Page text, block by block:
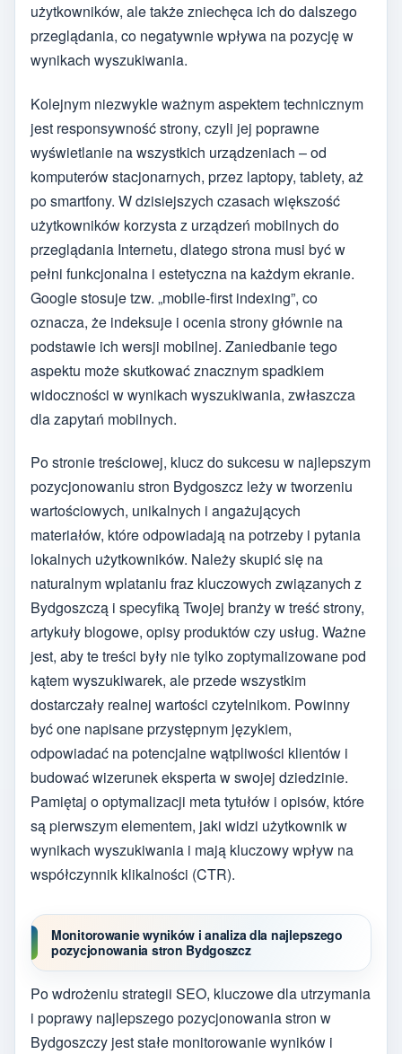
użytkowników, ale także zniechęca ich do dalszego
przeglądania, co negatywnie wpływa na pozycję w
wynikach wyszukiwania.
Kolejnym niezwykle ważnym aspektem technicznym
jest responsywność strony, czyli jej poprawne
wyświetlanie na wszystkich urządzeniach – od
komputerów stacjonarnych, przez laptopy, tablety, aż
po smartfony. W dzisiejszych czasach większość
użytkowników korzysta z urządzeń mobilnych do
przeglądania Internetu, dlatego strona musi być w
pełni funkcjonalna i estetyczna na każdym ekranie.
Google stosuje tzw. „mobile-first indexing”, co
oznacza, że indeksuje i ocenia strony głównie na
podstawie ich wersji mobilnej. Zaniedbanie tego
aspektu może skutkować znacznym spadkiem
widoczności w wynikach wyszukiwania, zwłaszcza
dla zapytań mobilnych.
Po stronie treściowej, klucz do sukcesu w najlepszym
pozycjonowaniu stron Bydgoszcz leży w tworzeniu
wartościowych, unikalnych i angażujących
materiałów, które odpowiadają na potrzeby i pytania
lokalnych użytkowników. Należy skupić się na
naturalnym wplataniu fraz kluczowych związanych z
Bydgoszczą i specyfiką Twojej branży w treść strony,
artykuły blogowe, opisy produktów czy usług. Ważne
jest, aby te treści były nie tylko zoptymalizowane pod
kątem wyszukiwarek, ale przede wszystkim
dostarczały realnej wartości czytelnikom. Powinny
być one napisane przystępnym językiem,
odpowiadać na potencjalne wątpliwości klientów i
budować wizerunek eksperta w swojej dziedzinie.
Pamiętaj o optymalizacji meta tytułów i opisów, które
są pierwszym elementem, jaki widzi użytkownik w
wynikach wyszukiwania i mają kluczowy wpływ na
współczynnik klikalności (CTR).
Monitorowanie wyników i analiza dla najlepszego
pozycjonowania stron Bydgoszcz
Po wdrożeniu strategii SEO, kluczowe dla utrzymania
i poprawy najlepszego pozycjonowania stron w
Bydgoszczy jest stałe monitorowanie wyników i